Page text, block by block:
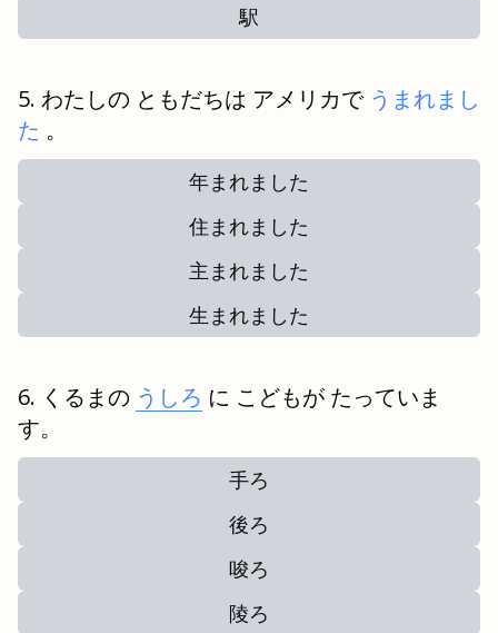
駅
わたしの ともだちは アメリカで うまれまし
た 。
年まれました
住まれました
主まれました
生まれました
くるまの うしろ に こどもが たっていま
す。
手ろ
後ろ
唆ろ
陵ろ